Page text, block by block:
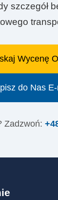
szczegół
Wycenę
do Nas
Zadzwoń: